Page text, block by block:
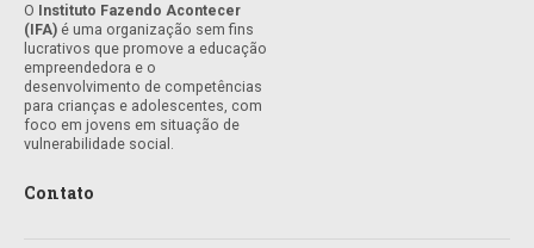
O Instituto Fazendo Acontecer
(IFA) é uma organização sem fins
lucrativos que promove a educação
empreendedora e o
desenvolvimento de competências
para crianças e adolescentes, com
foco em jovens em situação de
vulnerabilidade social.
Contato